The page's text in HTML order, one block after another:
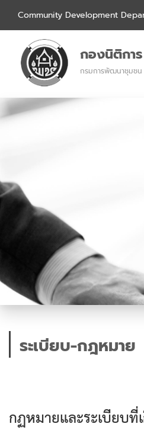
Community Development
กองนิติการ
กรมการพัฒนาชุมชน
ระเบียบ-กฎหมาย
กฏหมายและระเบียบ